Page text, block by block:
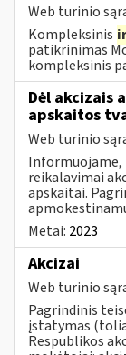
Web turinio
Kompleksinis
patikrinimas
kompleksinis
Dėl akcizais
apskaitos
Web turinio
Informuojame,
reikalavimai
apskaitai.
Metai: 2023
Akcizai
Web turinio
Pagrindinis
įstatymas
Respublikos